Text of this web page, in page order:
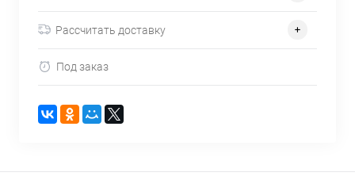
Рассчитать доставку
Под заказ